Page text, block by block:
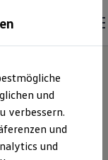
und
verbessern.
und
und